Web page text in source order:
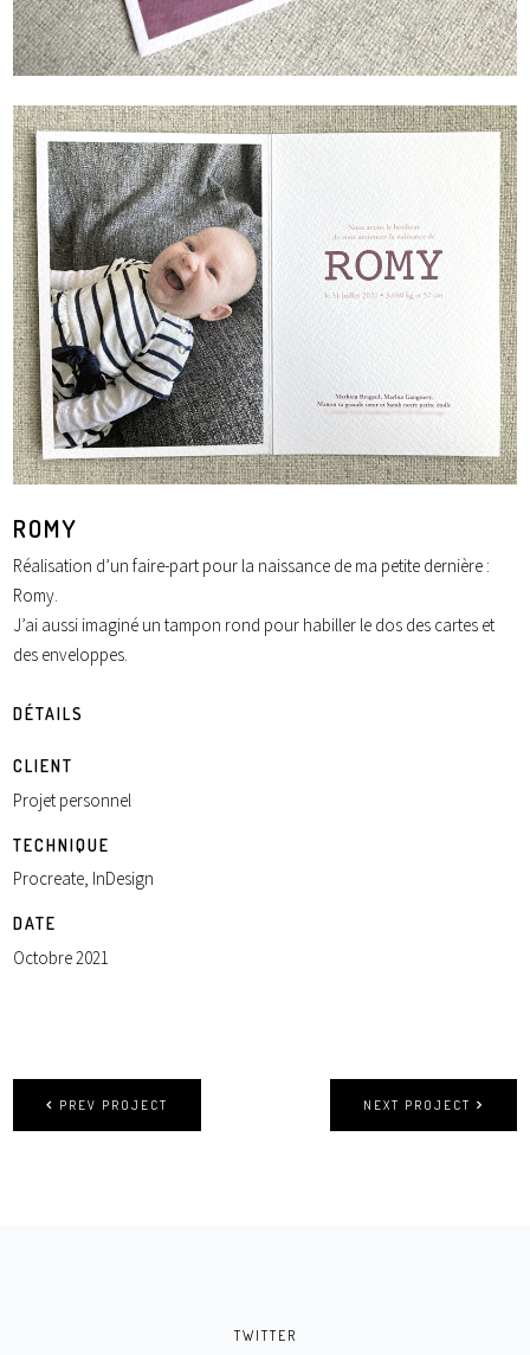
ROMY
Réalisation d’un faire-part pour la naissance de ma petite dernière :
Romy.
J’ai aussi imaginé un tampon rond pour habiller le dos des cartes et
des enveloppes.
DÉTAILS
CLIENT
Projet personnel
TECHNIQUE
Procreate, InDesign
DATE
Octobre 2021
NEXT PROJECT
PREV PROJECT
TWITTER